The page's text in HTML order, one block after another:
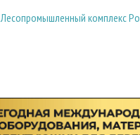
Лесопромышленный комплекс